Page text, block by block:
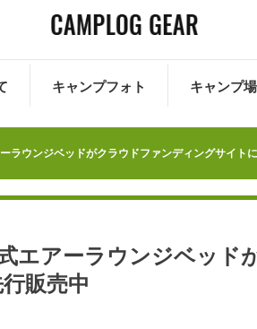
キャンプフォト キャンプ
ラウンジベッドがクラウドファンディングサイト
エアーラウンジベッド
販売中